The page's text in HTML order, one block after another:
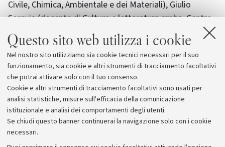
Questo sito web utilizza i cookie
Nel nostro sito utilizziamo sia cookie tecnici necessari per il suo
funzionamento, sia cookie e altri strumenti di tracciamento facoltativi
che potrai attivare solo con il tuo consenso.
Cookie e altri strumenti di tracciamento facoltativi sono usati per
analisi statistiche, misure sull'efficacia della comunicazione
istituzionale e analisi dei comportamenti degli utenti.
Se chiudi questo banner continuerai la navigazione solo con i cookie
necessari.
Civile, Chimica, Ambientale e dei Materiali), Giulio
Soravia (docente di Cultura e letteratura araba, Centro
interdipartimentale di Scienze dell'Islam), Gustavo
Gozzi (Dipartimento di Beni Culturali), Irma Taddia
(Dipartimento di Storia Culture Civiltà), Caterina Bori
(Dipartimento di Storia Culture Civiltà) e Daniele Donati
(Dipartimento di Filosofia e Comunicazione).
Archivio